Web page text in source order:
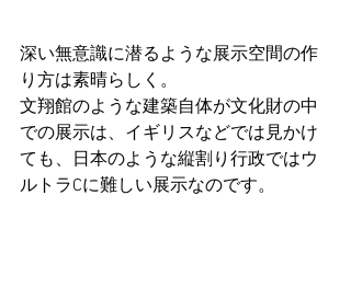
深い無意識に潜るような展示空間の作
り方は素晴らしく。
文翔館のような建築自体が文化財の中
での展示は、イギリスなどでは見かけ
ても、日本のような縦割り行政ではウ
ルトラCに難しい展示なのです。